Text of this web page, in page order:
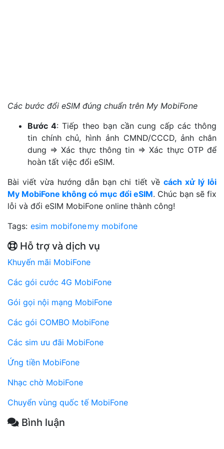
Các bước đổi eSIM đúng chuẩn trên My MobiFone
Bước 4: Tiếp theo bạn cần cung cấp các thông
tin chính chủ, hình ảnh CMND/CCCD, ảnh chân
dung => Xác thực thông tin => Xác thực OTP để
hoàn tất việc đổi eSIM.
Bài viết vừa hướng dẫn bạn chi tiết về cách xử lý lỗi
My MobiFone không có mục đổi eSIM. Chúc bạn sẽ fix
lỗi và đổi eSIM MobiFone online thành công!
Tags: esim mobifonemy mobifone
Hỗ trợ và dịch vụ
Khuyến mãi MobiFone
Các gói cước 4G MobiFone
Gói gọi nội mạng MobiFone
Các gói COMBO MobiFone
Các sim ưu đãi MobiFone
Ứng tiền MobiFone
Nhạc chờ MobiFone
Chuyển vùng quốc tế MobiFone
Bình luận